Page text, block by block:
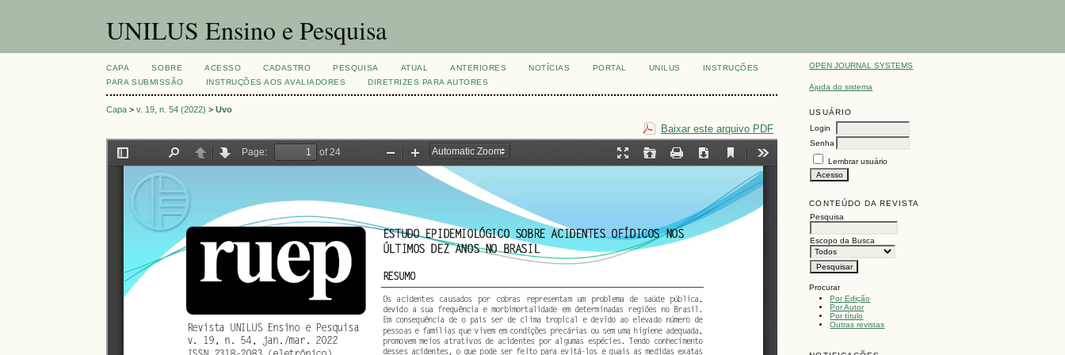
UNILUS Ensino e Pesquisa
OPEN JOURNAL SYSTEMS
Ajuda do sistema
USUÁRIO
Login
Senha
Lembrar usuário
CONTEÚDO DA REVISTA
Pesquisa
Escopo da Busca
Procurar
Por Edição
Por Autor
Por título
Outras revistas
CAPA SOBRE ACESSO CADASTRO PESQUISA ATUAL ANTERIORES NOTÍCIAS PORTAL UNILUS
INSTRUÇÕES
PARA SUBMISSÃO
INSTRUÇÕES AOS AVALIADORES DIRETRIZES PARA AUTORES
Capa >v. 19, n. 54 (2022) >Uvo
Baixar este arquivo PDF